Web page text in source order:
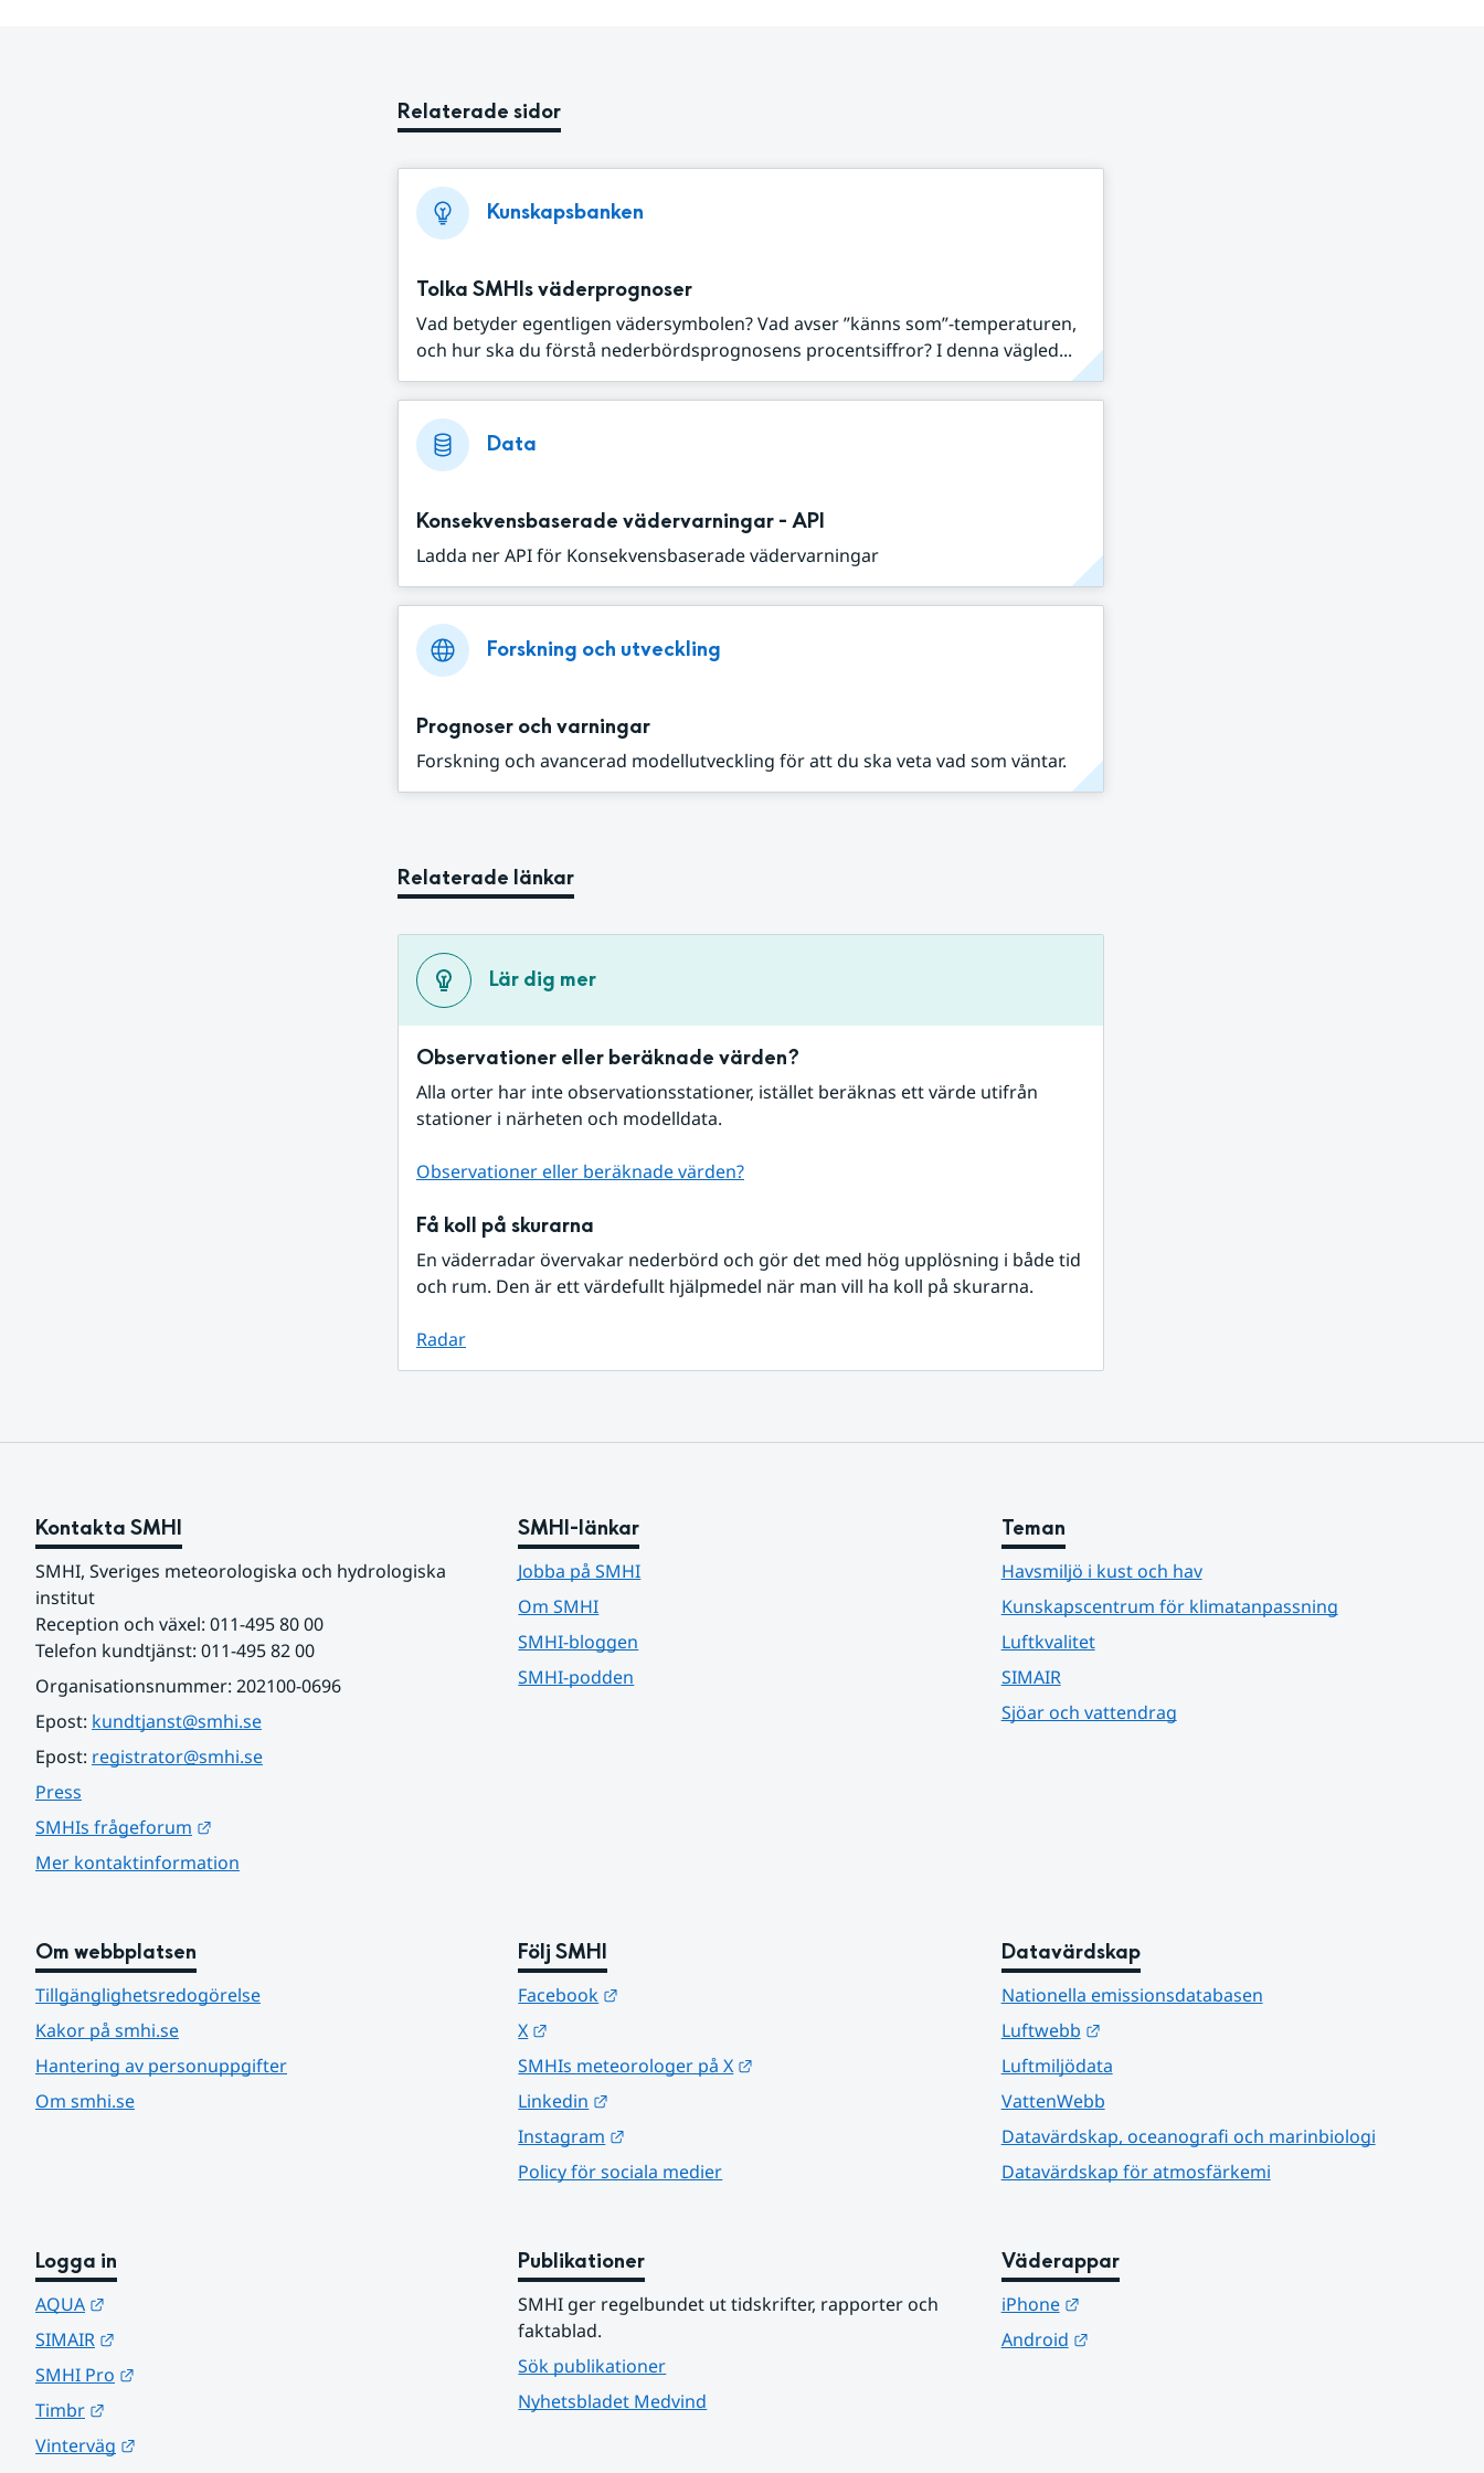
Relaterade sidor
Kunskapsbanken
Tolka SMHIs väderprognoser
Vad betyder egentligen vädersymbolen? Vad avser ”känns som”-temperaturen,
och hur ska du förstå nederbördsprognosens procentsiffror? I denna vägled...
Data
Konsekvensbaserade vädervarningar - API
Ladda ner API för Konsekvensbaserade vädervarningar
Forskning och utveckling
Prognoser och varningar
Forskning och avancerad modellutveckling för att du ska veta vad som väntar.
Relaterade länkar
Lär dig mer
Observationer eller beräknade värden?
Alla orter har inte observationsstationer, istället beräknas ett värde utifrån
stationer i närheten och modelldata.
Observationer eller beräknade värden?
Få koll på skurarna
En väderradar övervakar nederbörd och gör det med hög upplösning i både tid
och rum. Den är ett värdefullt hjälpmedel när man vill ha koll på skurarna.
Radar
Kontakta SMHI
SMHI, Sveriges meteorologiska och hydrologiska
institut
Reception och växel: 011-495 80 00
Telefon kundtjänst: 011-495 82 00
Organisationsnummer: 202100-0696
Epost: kundtjanst@smhi.se
Epost: registrator@smhi.se
Press
SMHIs frågeforum
Mer kontaktinformation
SMHI-länkar
Jobba på SMHI
Om SMHI
SMHI-bloggen
SMHI-podden
Teman
Havsmiljö i kust och hav
Kunskapscentrum för klimatanpassning
Luftkvalitet
SIMAIR
Sjöar och vattendrag
Om webbplatsen
Tillgänglighetsredogörelse
Kakor på smhi.se
Hantering av personuppgifter
Om smhi.se
Följ SMHI
Facebook
X
SMHIs meteorologer på X
Linkedin
Instagram
Policy för sociala medier
Datavärdskap
Nationella emissionsdatabasen
Luftwebb
Länk till annan webbplats.
Luftmiljödata
VattenWebb
Datavärdskap, oceanografi och marinbiologi
Datavärdskap för atmosfärkemi
Logga in
AQUA
SIMAIR
SMHI Pro
Timbr
Vinterväg
Publikationer
SMHI ger regelbundet ut tidskrifter, rapporter och
faktablad.
Sök publikationer
Nyhetsbladet Medvind
Väderappar
iPhone
Länk till annan webbplats.
Android
Länk till annan webbplats.